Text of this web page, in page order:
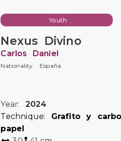
Youth
Nexus Divino
Carlos Daniel
Nationality: España
Year: 2024
Technique: Grafito y
papel